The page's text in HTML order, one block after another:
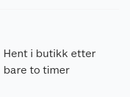
Hent i butikk etter
bare to timer